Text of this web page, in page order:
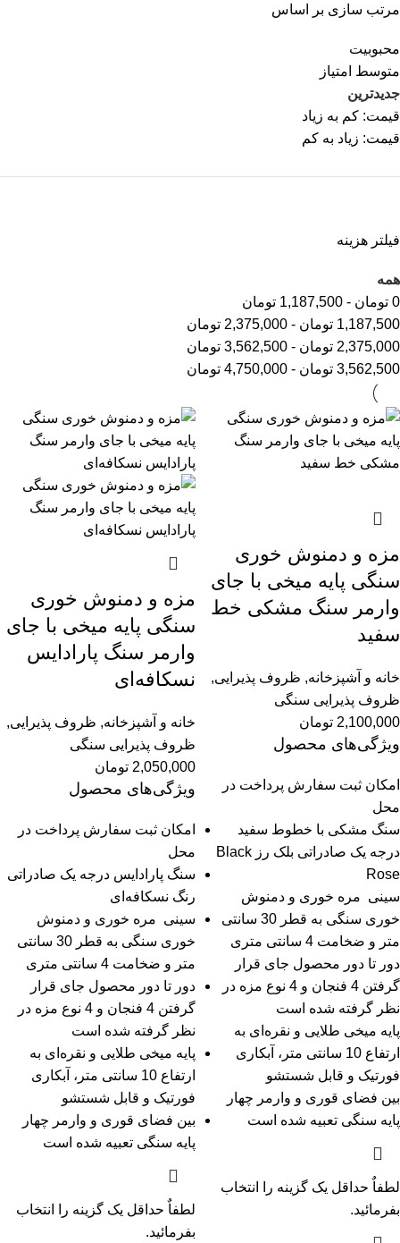
مرتب سازی بر اساس
محبوبیت
متوسط امتیاز
جدیدترین
قیمت: کم به زیاد
قیمت: زیاد به کم
فیلتر هزینه
همه
0 تومان -
1,187,500 تومان
1,187,500 تومان -
2,375,000 تومان
2,375,000 تومان -
3,562,500 تومان
3,562,500 تومان -
4,750,000 تومان
مزه و دمنوش خوری
سنگی پایه میخی با جای
وارمر سنگ مشکی خط
سفید
خانه و آشپزخانه, ظروف پذیرایی,
ظروف پذیرایی سنگی
2,100,000 تومان
ویژگی‌های محصول
امکان ثبت سفارش پرداخت در
محل
سنگ مشکی با خطوط سفید
درجه یک صادراتی بلک رز Black
Rose
سینی مره خوری و دمنوش
خوری سنگی به قطر 30 سانتی
متر و ضخامت 4 سانتی متری
دور تا دور محصول جای قرار
گرفتن 4 فنجان و 4 نوع مزه در
نظر گرفته شده است
پایه میخی طلایی و نقره‌ای به
ارتفاع 10 سانتی متر، آبکاری
فورتیک و قابل شستشو
بین فضای قوری و وارمر چهار
پایه سنگی تعبیه شده است
لطفاٌ حداقل یک گزینه را انتخاب
بفرمائید.
مزه و دمنوش خوری
سنگی پایه میخی با جای
وارمر سنگ پارادایس
نسکافه‌ای
خانه و آشپزخانه, ظروف پذیرایی,
ظروف پذیرایی سنگی
2,050,000 تومان
ویژگی‌های محصول
امکان ثبت سفارش پرداخت در
محل
سنگ پارادایس درجه یک صادراتی
رنگ نسکافه‌ای
سینی مره خوری و دمنوش
خوری سنگی به قطر 30 سانتی
متر و ضخامت 4 سانتی متری
دور تا دور محصول جای قرار
گرفتن 4 فنجان و 4 نوع مزه در
نظر گرفته شده است
پایه میخی طلایی و نقره‌ای به
ارتفاع 10 سانتی متر، آبکاری
فورتیک و قابل شستشو
بین فضای قوری و وارمر چهار
پایه سنگی تعبیه شده است
لطفاٌ حداقل یک گزینه را انتخاب
بفرمائید.